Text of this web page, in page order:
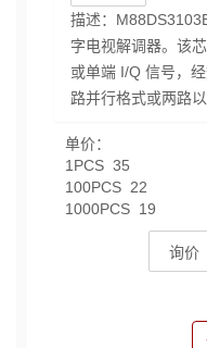
描述：
字电视解调器。该
或单端 I/Q 信号，
路并行格式或两路
单价：
1PCS 35
100PCS 22
1000PCS 19
询价